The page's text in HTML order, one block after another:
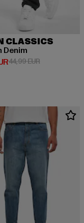
CLASSICS
Preis: 32,84 EUR
44,99 EURAktionspreis: